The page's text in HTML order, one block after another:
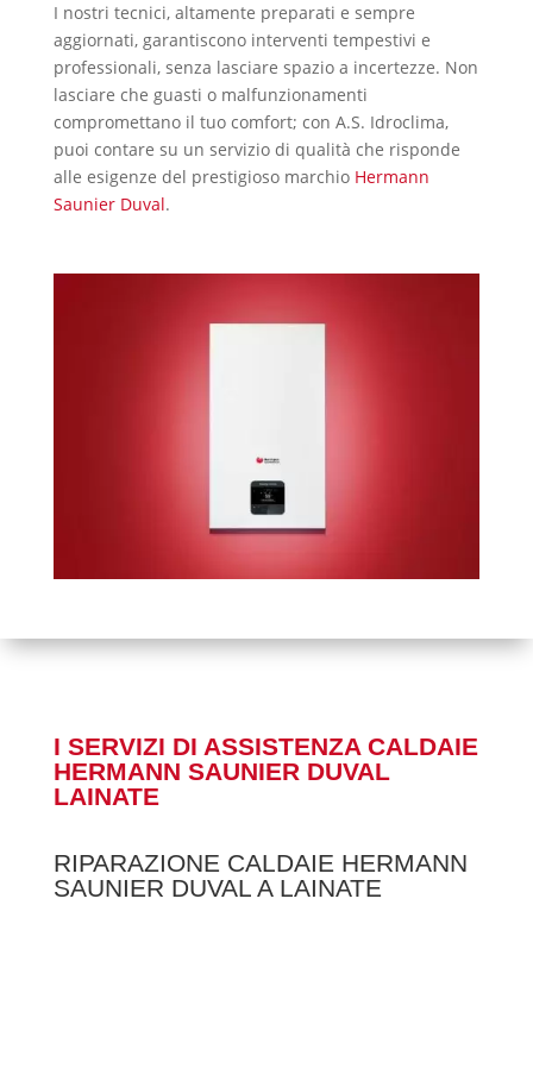
I nostri tecnici, altamente preparati e sempre
aggiornati, garantiscono interventi tempestivi e
professionali, senza lasciare spazio a incertezze. Non
lasciare che guasti o malfunzionamenti
compromettano il tuo comfort; con A.S. Idroclima,
puoi contare su un servizio di qualità che risponde
alle esigenze del prestigioso marchio Hermann
Saunier Duval.
I SERVIZI DI ASSISTENZA CALDAIE
HERMANN SAUNIER DUVAL
LAINATE
RIPARAZIONE CALDAIE HERMANN
SAUNIER DUVAL A LAINATE